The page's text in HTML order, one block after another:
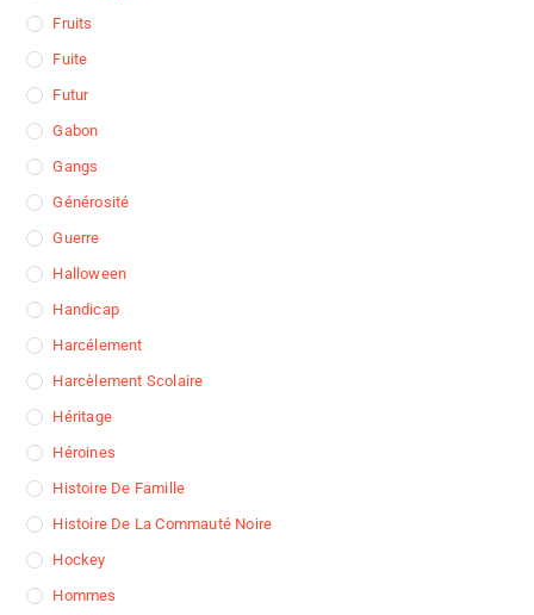
Fruits
Fuite
Futur
Gabon
Gangs
Générosité
Guerre
Halloween
Handicap
Harcélement
Harcèlement Scolaire
Héritage
Héroines
Histoire De Famille
Histoire De La Commauté Noire
Hockey
Hommes